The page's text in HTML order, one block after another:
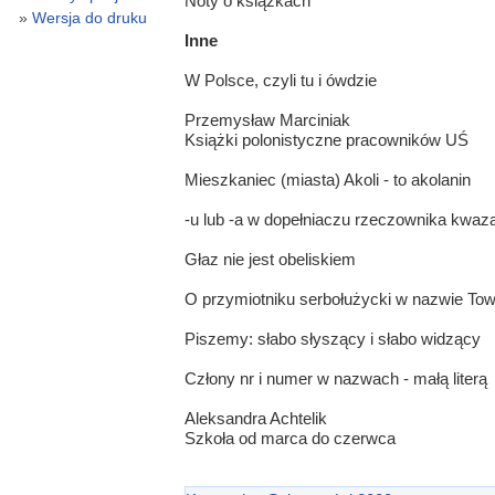
Inne
W Polsce, czyli tu i ówdzie
Przemysław Marciniak
Książki polonistyczne pracowników UŚ
Mieszkaniec (miasta) Akoli - to akolanin
-u lub -a w dopełniaczu rzeczownika
Głaz nie jest obeliskiem
O przymiotniku serbołużycki w nazwie
Piszemy: słabo słyszący i słabo widzący
Człony nr i numer w nazwach - małą literą
Aleksandra Achtelik
Szkoła od marca do czerwca
Wersja do druku